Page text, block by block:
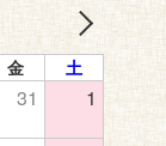
金 土
31 1